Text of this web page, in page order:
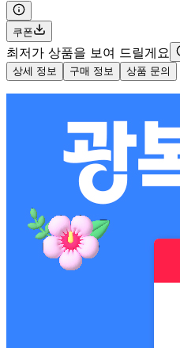
쿠폰
최저가 상품을 보여 드릴게요
상세 정보 구매 정보 상품 문의